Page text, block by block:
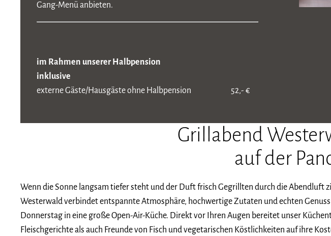
Gang-Menü anbieten.
im Rahmen unserer Halbpension
inklusive
externe Gäste/Hausgäste ohne Halbpension 52,- €
Grillabend
auf der
Wenn die Sonne langsam tiefer steht und der Duft frisch Gegrillten durch die
Westerwald verbindet entspannte Atmosphäre, hochwertige Zutaten und echten
Donnerstag in eine große Open-Air-Küche. Direkt vor Ihren Augen bereitet unser
Fleischgerichte als auch Freunde von Fisch und vegetarischen Köstlichkeiten auf ihre